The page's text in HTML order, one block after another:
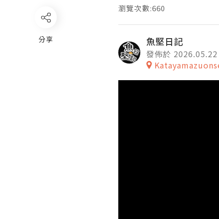
瀏覽次數:660
魚堅日記
發佈於 2026.05.22
分享